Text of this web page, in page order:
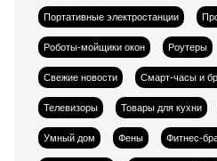
Портативные электростанции
Роботы-мойщики окон Роутеры
Свежие новости Смарт-часы и
Телевизоры Товары для кухни
Умный дом Фены Фитнес-